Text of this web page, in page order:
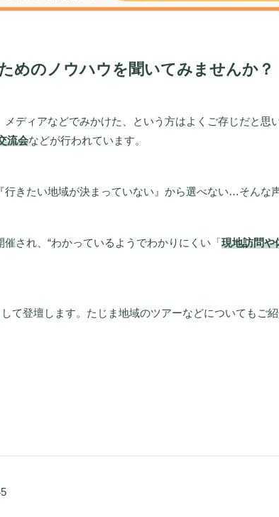
めのノウハウを聞いてみませんか？
ディアなどでみかけた、という方はよくご存じだと思
流会などが行われています。
きたい地域が決まっていない』から選べない…そんな
され、“わかっているようでわかりにくい「現地訪問や
て登壇します。たじま地域のツアーなどについてもご